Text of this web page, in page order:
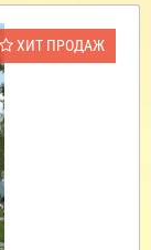
ХИТ ПРОДАЖ